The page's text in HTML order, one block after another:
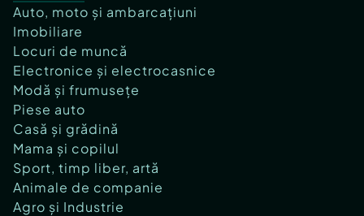
Auto, moto și ambarcațiuni
Imobiliare
Locuri de muncă
Electronice și electrocasnice
Modă și frumusețe
Piese auto
Casă și grădină
Mama și copilul
Sport, timp liber, artă
Animale de companie
Agro și Industrie